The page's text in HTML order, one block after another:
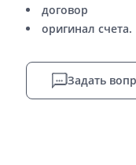
договор
оригинал счета.
Задать